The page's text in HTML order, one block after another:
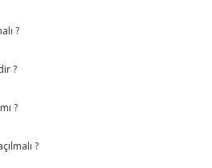
?
?
?
?